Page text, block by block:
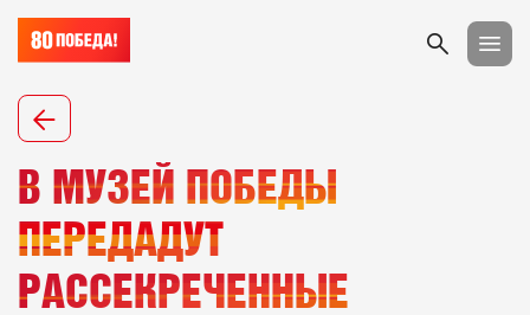
В МУЗЕЙ ПОБЕДЫ
ПЕРЕДАДУТ
РАССЕКРЕЧЕННЫЕ